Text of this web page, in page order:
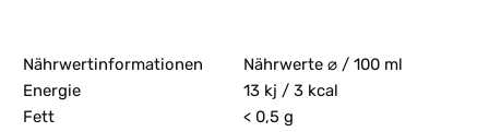
Nährwertinformationen
Nährwerte ⌀ / 100 ml
Energie
13 kj / 3 kcal
Fett
< 0,5 g